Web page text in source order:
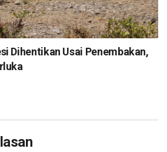
Dihentikan Usai Penembakan,